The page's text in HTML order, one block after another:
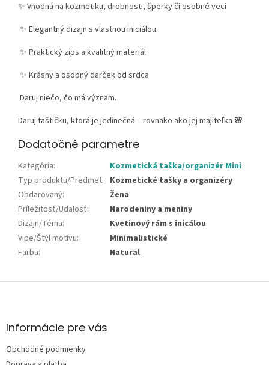
✨ Vhodná na kozmetiku, drobnosti, šperky či osobné veci
✨ Elegantný dizajn s vlastnou iniciálou
✨ Praktický zips a kvalitný materiál
✨ Krásny a osobný darček od srdca
Daruj niečo, čo má význam.
Daruj taštičku, ktorá je jedinečná – rovnako ako jej majiteľka 🌸
Dodatočné parametre
Kategória:
Kozmetická taška/organizér Mini
Typ produktu/Predmet: Kozmetické tašky a organizéry
Obdarovaný:
Žena
Príležitosť/Udalosť:
Narodeniny a meniny
Dizajn/Téma:
Kvetinový rám s inicálou
Vibe/Štýl motívu:
Minimalistické
Farba: Natural
Z
äInformácie pre vás
Obchodné podmienky